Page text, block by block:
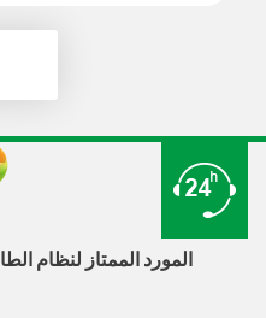
المورد الممتاز لنظام